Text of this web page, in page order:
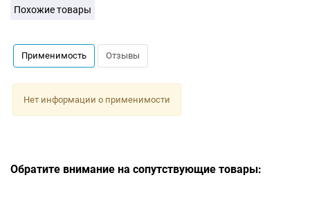
Похожие товары
Применимость Отзывы
Нет информации о применимости
Обратите внимание на сопутствующие товары: